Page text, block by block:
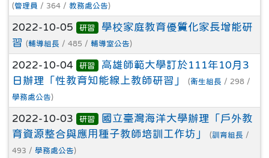
(管理員 / 364 / 教務處公告)
2022-10-05 研習
學校家庭教育優質化家長增能研
習 (輔導組長 / 485 / 輔導室公告)
2022-10-04 研習
高雄師範大學訂於111年10月3
日辦理「性教育知能線上教師研習」
(衛生組長 / 298 /
學務處公告)
2022-10-03 研習
國立臺灣海洋大學辦理「戶外教
育資源整合與應用種子教師培訓工作坊」
(訓育組長 /
493 / 學務處公告)